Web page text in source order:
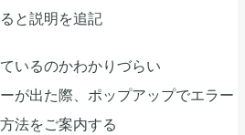
と説明を追記
いるのかわかりづらい
が出た際、ポップアップでエラー
法をご案内する